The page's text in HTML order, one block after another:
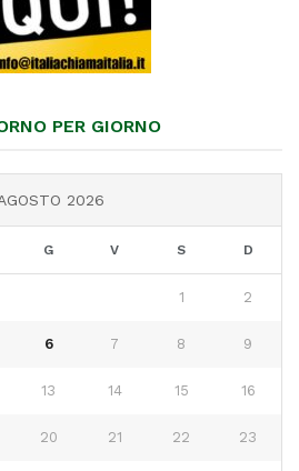
PER GIORNO
2026
G V S D
1 2
6 7 8 9
13 14 15 16
20 21 22 23